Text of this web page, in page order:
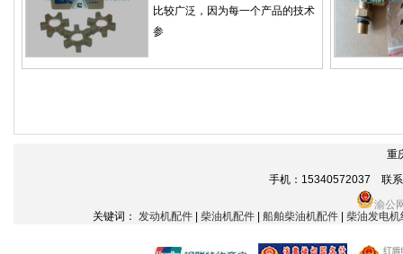
比较广泛，因为每一个产品的技术
参
重
手机：15340572037 联
渝公
关键词： 发动机配件 | 柴油机配件 | 船舶柴油机配件 | 柴油发电机